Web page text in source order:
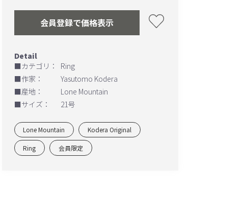
会員登録で価格表示
■カテゴリ：
Ring
■作家：
Yasutomo Kodera
■産地：
Lone Mountain
■サイズ：
21号
Lone Mountain Kodera Original
Ring 会員限定